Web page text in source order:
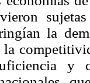
la
y